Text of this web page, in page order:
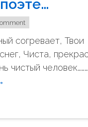
согревает, Твои
Чиста,
чистый